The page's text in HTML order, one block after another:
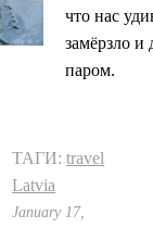
что нас
замёрзло
паром.
ТАГИ: travel
Latvia
January 17,